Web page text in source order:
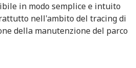
in modo semplice e intuito
nell'ambito del tracing di
della manutenzione del parco